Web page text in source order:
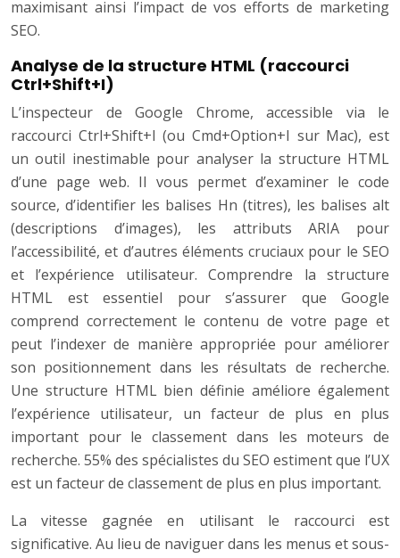
maximisant ainsi l’impact de vos efforts de marketing
SEO.
Analyse de la structure HTML (raccourci
Ctrl+Shift+I)
L’inspecteur de Google Chrome, accessible via le
raccourci Ctrl+Shift+I (ou Cmd+Option+I sur Mac), est
un outil inestimable pour analyser la structure HTML
d’une page web. Il vous permet d’examiner le code
source, d’identifier les balises Hn (titres), les balises alt
(descriptions d’images), les attributs ARIA pour
l’accessibilité, et d’autres éléments cruciaux pour le SEO
et l’expérience utilisateur. Comprendre la structure
HTML est essentiel pour s’assurer que Google
comprend correctement le contenu de votre page et
peut l’indexer de manière appropriée pour améliorer
son positionnement dans les résultats de recherche.
Une structure HTML bien définie améliore également
l’expérience utilisateur, un facteur de plus en plus
important pour le classement dans les moteurs de
recherche. 55% des spécialistes du SEO estiment que l’UX
est un facteur de classement de plus en plus important.
La vitesse gagnée en utilisant le raccourci est
significative. Au lieu de naviguer dans les menus et sous-